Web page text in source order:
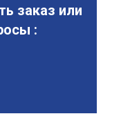
заказ или
: